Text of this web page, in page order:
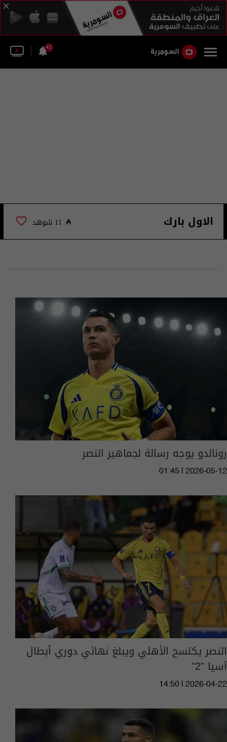
42
الاول بارك 11 شوهد
رونالدو يوجه رسالة لجماهير النصر
01:45 | 2026-05-12
النصر يكتسح الأهلي ويبلغ نهائي دوري أبطال
آسيا "2"
14:50 | 2026-04-22